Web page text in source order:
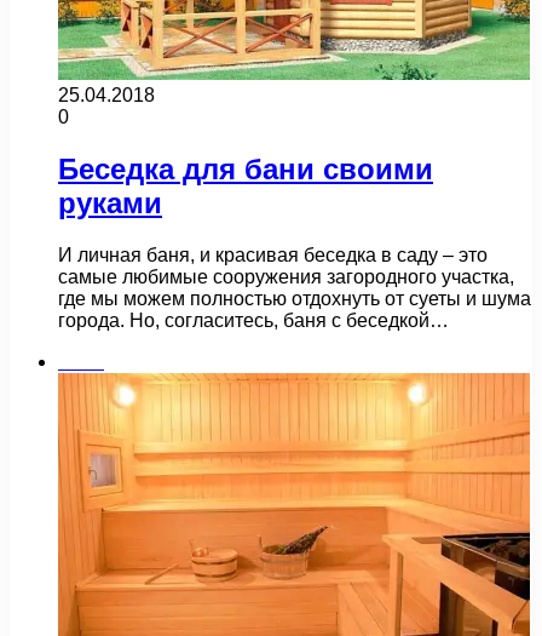
25.04.2018
0
Беседка для бани своими
руками
И личная баня, и красивая беседка в саду – это
самые любимые сооружения загородного участка,
где мы можем полностью отдохнуть от суеты и шума
города. Но, согласитесь, баня с беседкой…